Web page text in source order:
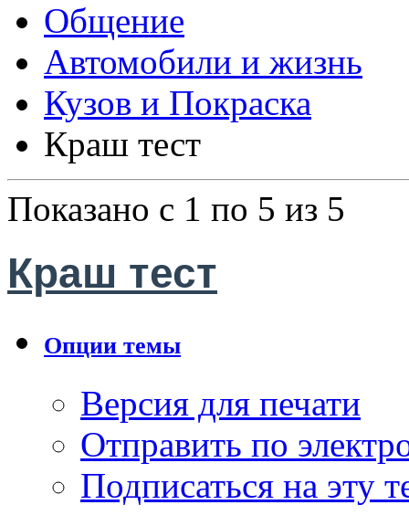
Общение
Автомобили и жизнь
Кузов и Покраска
Краш тест
Показано с 1 по 5 из 5
Краш тест
Опции темы
Версия для печати
Отправить по
Подписаться на эту